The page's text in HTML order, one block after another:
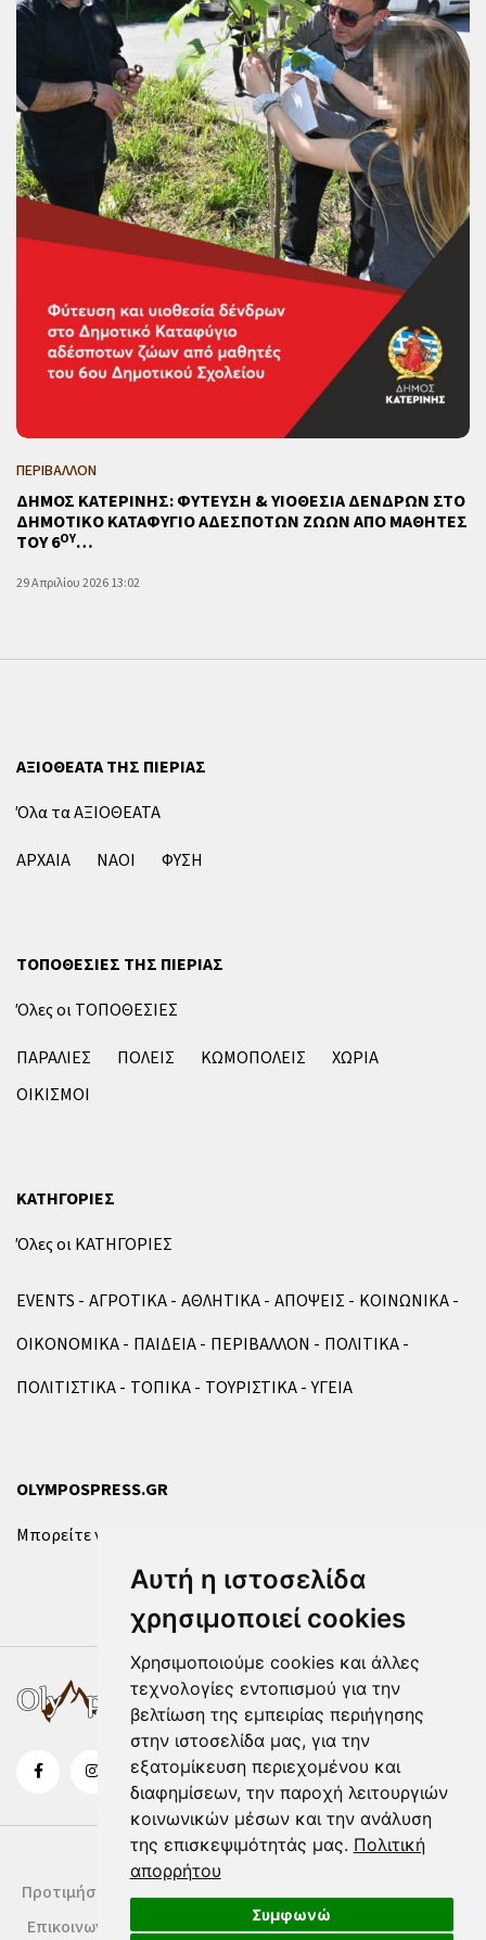
Αυτή η ιστοσελίδα
χρησιμοποιεί cookies
Χρησιμοποιούμε cookies και άλλες
τεχνολογίες εντοπισμού για την
βελτίωση της εμπειρίας περιήγησης
στην ιστοσελίδα μας, για την
εξατομίκευση περιεχομένου και
διαφημίσεων, την παροχή λειτουργιών
κοινωνικών μέσων και την ανάλυση
της επισκεψιμότητάς μας. Πολιτική
απορρήτου
Συμφωνώ
ΠΕΡΙΒΑΛΛΟΝ
ΔΗΜΟΣ ΚΑΤΕΡΙΝΗΣ: ΦΥΤΕΥΣΗ & ΥΙΟΘΕΣΙΑ ΔΕΝΔΡΩΝ ΣΤΟ
ΔΗΜΟΤΙΚΟ ΚΑΤΑΦΥΓΙΟ ΑΔΕΣΠΟΤΩΝ ΖΩΩΝ ΑΠΟ ΜΑΘΗΤΕΣ
ΤΟΥ 6ΟΥ…
29 Απριλίου 2026 13:02
ΑΞΙΟΘΕΑΤΑ ΤΗΣ ΠΙΕΡΙΑΣ
Όλα τα ΑΞΙΟΘΕΑΤΑ
ΑΡΧΑΙΑ
ΝΑΟΙ ΦΥΣΗ
ΤΟΠΟΘΕΣΙΕΣ ΤΗΣ ΠΙΕΡΙΑΣ
Όλες οι ΤΟΠΟΘΕΣΙΕΣ
ΠΑΡΑΛΙΕΣ
ΠΟΛΕΙΣ ΚΩΜΟΠΟΛΕΙΣ
ΧΩΡΙΑ
ΟΙΚΙΣΜΟΙ
ΚΑΤΗΓΟΡΙΕΣ
Όλες οι ΚΑΤΗΓΟΡΙΕΣ
EVENTS ΑΓΡΟΤΙΚΑ ΑΘΛΗΤΙΚΑ ΑΠΟΨΕΙΣ
ΚΟΙΝΩΝΙΚΑ
ΟΙΚΟΝΟΜΙΚΑ
ΠΑΙΔΕΙΑ ΠΕΡΙΒΑΛΛΟΝ
ΠΟΛΙΤΙΚΑ
ΠΟΛΙΤΙΣΤΙΚΑ
ΤΟΠΙΚΑ ΤΟΥΡΙΣΤΙΚΑ ΥΓΕΙΑ
OLYMPOSPRESS.GR
Μπορείτε να επικοινωνήσετε μαζί μας μέσω της
Προτιμήσεις Cookies Δήλωση Cookies Όροι Χρήσης
Επικοινωνία